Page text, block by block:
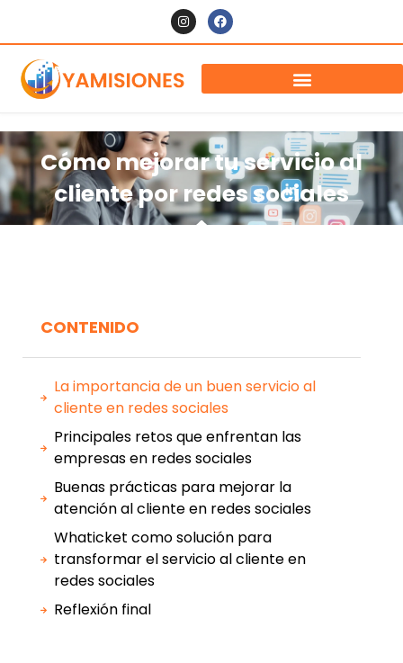
Cómo mejorar tu servicio al
cliente por redes sociales
CONTENIDO
La importancia de un buen servicio al
cliente en redes sociales
Principales retos que enfrentan las
empresas en redes sociales
Buenas prácticas para mejorar la
atención al cliente en redes sociales
Whaticket como solución para
transformar el servicio al cliente en
redes sociales
Reflexión final